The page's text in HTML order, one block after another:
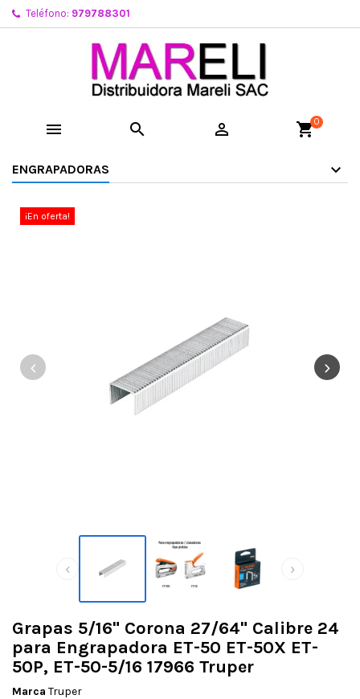
Teléfono: 979788301
   shopping_cart0
ENGRAPADORAS
¡En oferta!
‹ ›
‹ ›
Grapas 5/16" Corona 27/64" Calibre 24
para Engrapadora ET-50 ET-50X ET-
50P, ET-50-5/16 17966 Truper
Marca Truper